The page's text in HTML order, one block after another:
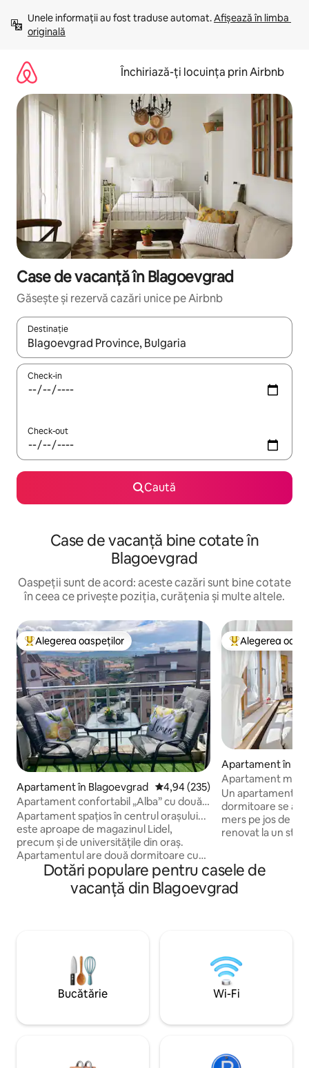
mergi
conținut
Unele informații au fost traduse automat. Afișează în limba
originală
Închiriază-ți locuința prin Airbnb
Case de vacanță în Blagoevgrad
Găsește și rezervă cazări unice pe Airbnb
Destinație
Când se încarcă rezultatele, navighează folosind tastele
Check-in
Check-out
Caută
Case de vacanță bine cotate în
Blagoevgrad
Oaspeții sunt de acord: aceste cazări sunt bine cotate
în ceea ce privește poziția, curățenia și multe altele.
Locuință din topul categoriei Alegerea oaspeților
Alegerea oaspeților
Apartament în Blagoevgrad Scor mediu de 4,94 din 5, 235
4,94 (235)
Apartament confortabil „Alba” cu două
dormitoare!
Apartament spațios în centrul orașului...
este aproape de magazinul Lidel,
precum și de universitățile din oraș.
Apartamentul are două dormitoare cu
paturi (144/190 și 120/190), un living cu o
canapea extensibilă și o bucătărie
echipată cu o masă mare, o baie
Există parcare gratuită în spatele clădirii,
condiționată de disponibilitate. Parcarea
în fața imobilului este cu plată în timpul
săptămânii și sâmbăta!
Locuință din
Alegerea
Apartament în
dențial în Bansko
Apartament
teleschi
Un apartament
dormitoare se
mers pe jos de
renovat la un
Spațiul oferă un
șemineu pentru
excelent pentru
soarele de
muntele Pirin.
Dotări populare pentru casele de
vacanță din Blagoevgrad
Bucătărie Wi-Fi